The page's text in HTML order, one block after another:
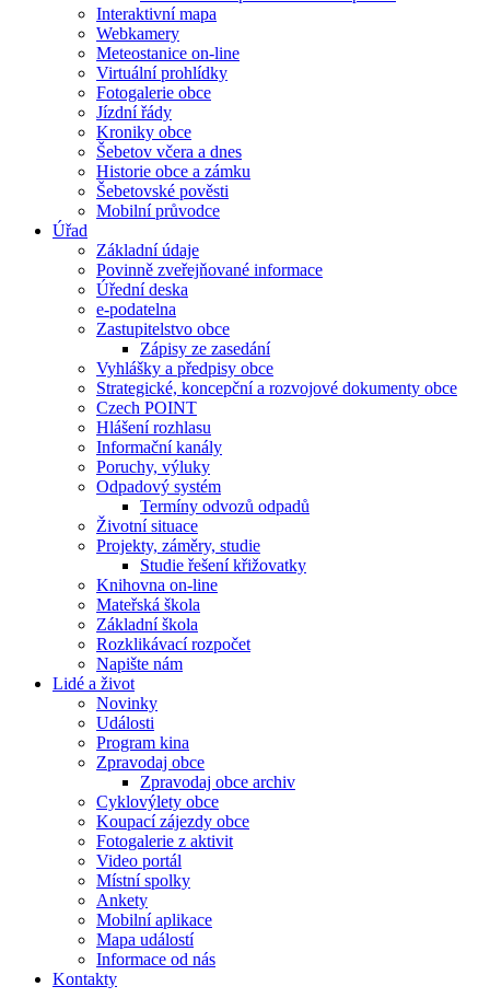
Interaktivní mapa
Webkamery
Meteostanice on-line
Virtuální prohlídky
Fotogalerie obce
Jízdní řády
Kroniky obce
Šebetov včera a dnes
Historie obce a zámku
Šebetovské pověsti
Mobilní průvodce
Úřad
Základní údaje
Povinně zveřejňované informace
Úřední deska
e-podatelna
Zastupitelstvo obce
Zápisy ze zasedání
Vyhlášky a předpisy obce
Strategické, koncepční a rozvojové dokumenty obce
Czech POINT
Hlášení rozhlasu
Informační kanály
Poruchy, výluky
Odpadový systém
Termíny odvozů odpadů
Životní situace
Projekty, záměry, studie
Studie řešení křižovatky
Knihovna on-line
Mateřská škola
Základní škola
Rozklikávací rozpočet
Napište nám
Lidé a život
Novinky
Události
Program kina
Zpravodaj obce
Zpravodaj obce archiv
Cyklovýlety obce
Koupací zájezdy obce
Fotogalerie z aktivit
Video portál
Místní spolky
Ankety
Mobilní aplikace
Mapa událostí
Informace od nás
Kontakty